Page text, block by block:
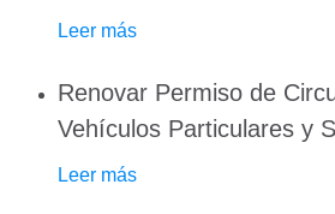
Leer más
Renovar Permiso de
Vehículos Particulares y
Leer más